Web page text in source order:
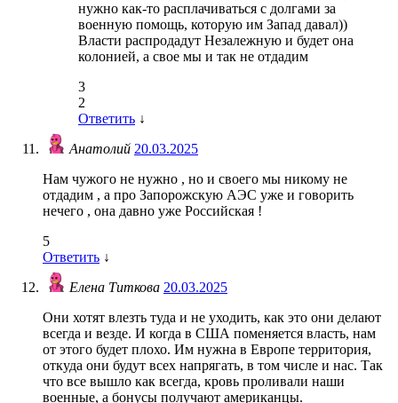
нужно как-то расплачиваться с долгами за
военную помощь, которую им Запад давал))
Власти распродадут Незалежную и будет она
колонией, а свое мы и так не отдадим
3
2
Ответить ↓
Анатолий 20.03.2025
Нам чужого не нужно , но и своего мы никому не
отдадим , а про Запорожскую АЭС уже и говорить
нечего , она давно уже Российская !
5
Ответить ↓
Елена Титкова 20.03.2025
Они хотят влезть туда и не уходить, как это они делают
всегда и везде. И когда в США поменяется власть, нам
от этого будет плохо. Им нужна в Европе территория,
откуда они будут всех напрягать, в том числе и нас. Так
что все вышло как всегда, кровь проливали наши
военные, а бонусы получают американцы.